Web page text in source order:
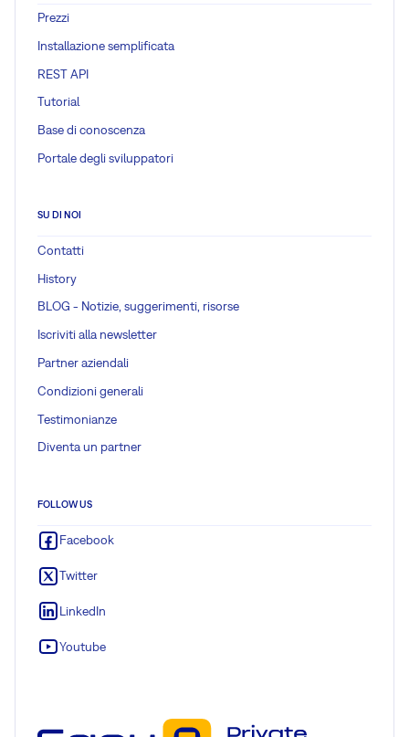
Prezzi
Installazione semplificata
REST API
Tutorial
Base di conoscenza
Portale degli sviluppatori
SU DI NOI
Contatti
History
BLOG - Notizie, suggerimenti, risorse
Iscriviti alla newsletter
Partner aziendali
Condizioni generali
Testimonianze
Diventa un partner
FOLLOW US
Facebook
Twitter
LinkedIn
Youtube